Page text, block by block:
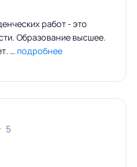
работ - это
Образование высшее.
… подробнее
5